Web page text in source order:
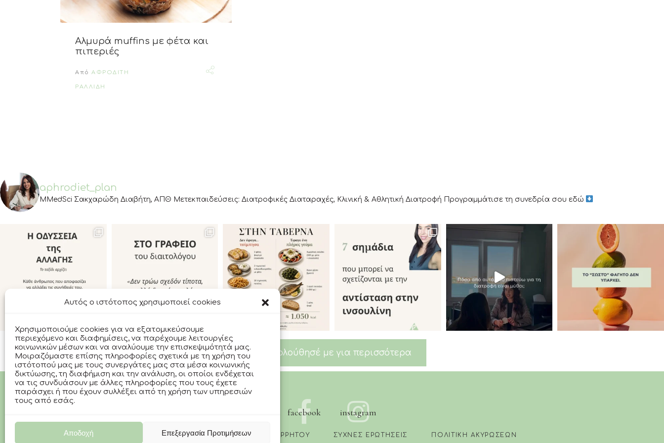
Αυτός ο ιστότοπος χρησιμοποιεί cookies
Χρησιμοποιούμε cookies για να εξατομικεύσουμε
περιεχόμενο και διαφημίσεις, να παρέχουμε λειτουργίες
κοινωνικών μέσων και να αναλύουμε την επισκεψιμότητά μας.
Μοιραζόμαστε επίσης πληροφορίες σχετικά με τη χρήση του
ιστότοπού μας με τους συνεργάτες μας στα μέσα κοινωνικής
δικτύωσης, τη διαφήμιση και την ανάλυση, οι οποίοι ενδέχεται
να τις συνδυάσουν με άλλες πληροφορίες που τους έχετε
παράσχει ή που έχουν συλλέξει από τη χρήση των υπηρεσιών
τους από εσάς.
Αποδοχή Επεξεργασία Προτιμήσεων
Αλμυρά muffins με φέτα και
πιπεριές
Από ΑΦΡΟΔΙΤΗ
ΡΑΛΛΙΔΗ
aphrodiet_plan
MMedSci Σακχαρώδη Διαβήτη, ΑΠΘ Μετεκπαιδεύσεις: Διατροφικές Διαταραχές, Κλινική & Αθλητική Διατροφή Προγραμμάτισε τη συνεδρία σου εδώ
Ακολούθησέ με για περισσότερα
facebook instagram
ΟΡΟΙ ΧΡΗΣΗΣ ΠΟΛΙΤΙΚΗ ΑΠΟΡΡΗΤΟΥ ΣΥΧΝΕΣ ΕΡΩΤΗΣΕΙΣ ΠΟΛΙΤΙΚΗ ΑΚΥΡΩΣΕΩΝ